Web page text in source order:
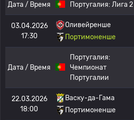
Дата / Время Португалия: Лига 2
03.04.2026
17:30
Оливейренше
Портимоненше
Дата / Время
Португалия:
Чемпионат
Португалии
22.03.2026
18:00
Васку-да-Гама
Портимоненше